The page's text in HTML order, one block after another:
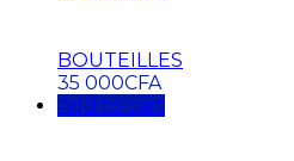
BOUTEILLES
35 000CFA
Add to cart